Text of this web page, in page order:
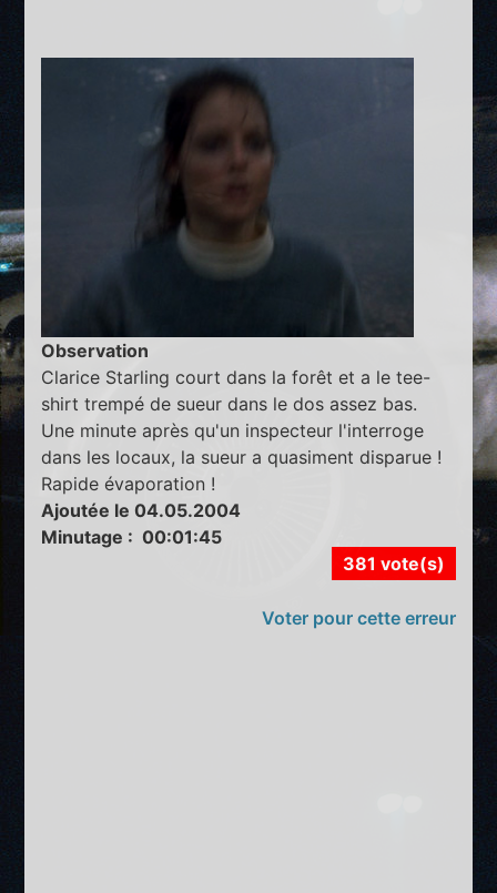
Observation
Clarice Starling court dans la forêt et a le tee-
shirt trempé de sueur dans le dos assez bas.
Une minute après qu'un inspecteur l'interroge
dans les locaux, la sueur a quasiment disparue !
Rapide évaporation !
Ajoutée le 04.05.2004
Minutage : 00:01:45
381 vote(s)
Voter pour cette erreur